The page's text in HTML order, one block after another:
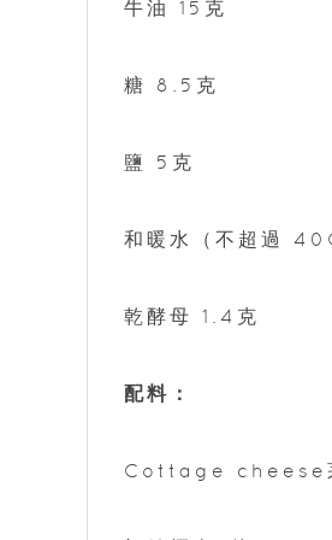
牛油 15克
糖 8.5克
鹽 5克
和暖水（不超過
乾酵母 1.4克
配料：
Cottage cheese